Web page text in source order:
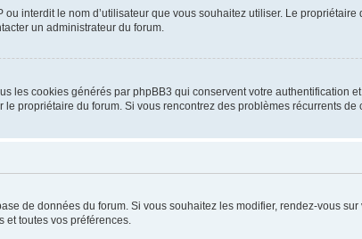
interdit le nom d’utilisateur que vous souhaitez utiliser. Le
un administrateur du forum.
les cookies générés par phpBB3 qui conservent votre
propriétaire du forum. Si vous rencontrez des problèmes récurrents
de données du forum. Si vous souhaitez les modifier, rendez-vous
et toutes vos préférences.